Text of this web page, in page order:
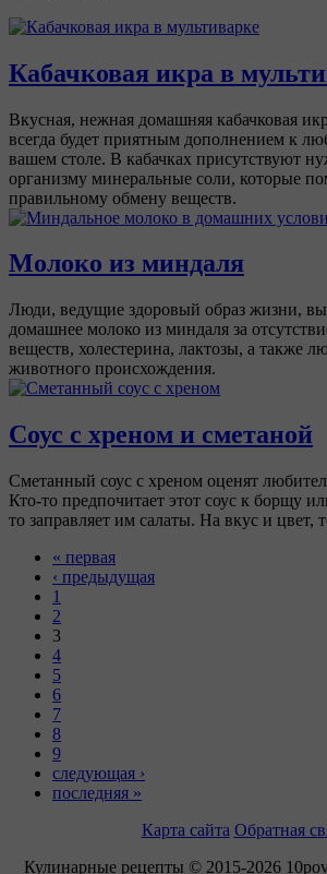
Кабачковая икра в
Вкусная, нежная домашняя кабачковая
всегда будет приятным дополнением к
вашем столе. В кабачках присутствуют
организму минеральные соли, которые
правильному обмену веществ.
Молоко из миндаля
Люди, ведущие здоровый образ жизни,
домашнее молоко из миндаля за
веществ, холестерина, лактозы, а также
животного происхождения.
Соус с хреном и сметаной
Сметанный соус с хреном оценят
Кто-то предпочитает этот соус к борщу
то заправляет им салаты. На вкус и цвет,
« первая
‹ предыдущая
1
2
3
4
5
6
7
8
9
следующая ›
последняя »
Карта сайта Обратная
Кулинарные рецепты © 2015-2026